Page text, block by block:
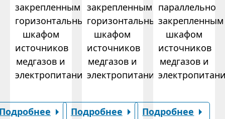
закрепленным
горизонтальным
шкафом
источников
медгазов и
электропитания.
закрепленным
горизонтальным
шкафом
источников
медгазов и
электропитания.
Подробнее
параллельно
закрепленным
шкафом
источников
медгазов и
Подробнее